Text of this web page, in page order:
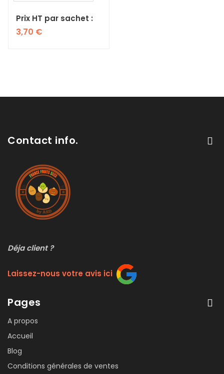
Prix HT par sachet :
3,70 €
Contact info.
Déja client ?
Laissez-nous votre avis ici
Pages
A propos
Accueil
Blog
Conditions générales de ventes